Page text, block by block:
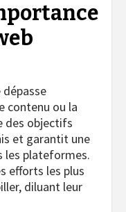
contenu ou la
des objectifs
et garantit une
les plateformes.
efforts les plus
diluant leur